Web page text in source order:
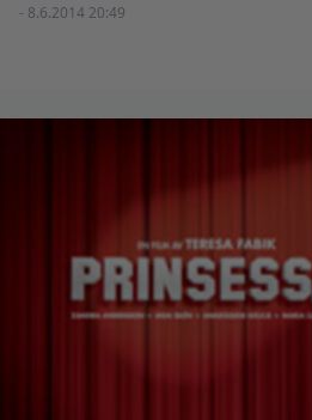
- 8.6.2014 20:49